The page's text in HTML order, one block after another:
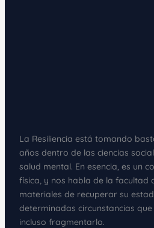
La Resiliencia está tomando
años dentro de las ciencias
salud mental. En esencia, es un
física, y nos habla de la facultad
materiales de recuperar su
determinadas circunstancias
incluso fragmentarlo.